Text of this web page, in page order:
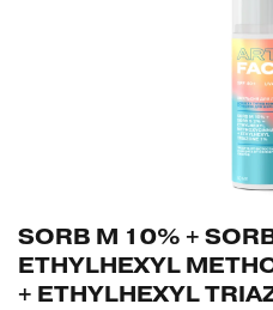
SORB M 10% +
ETHYLHEXYL
+ ETHYLHEXYL